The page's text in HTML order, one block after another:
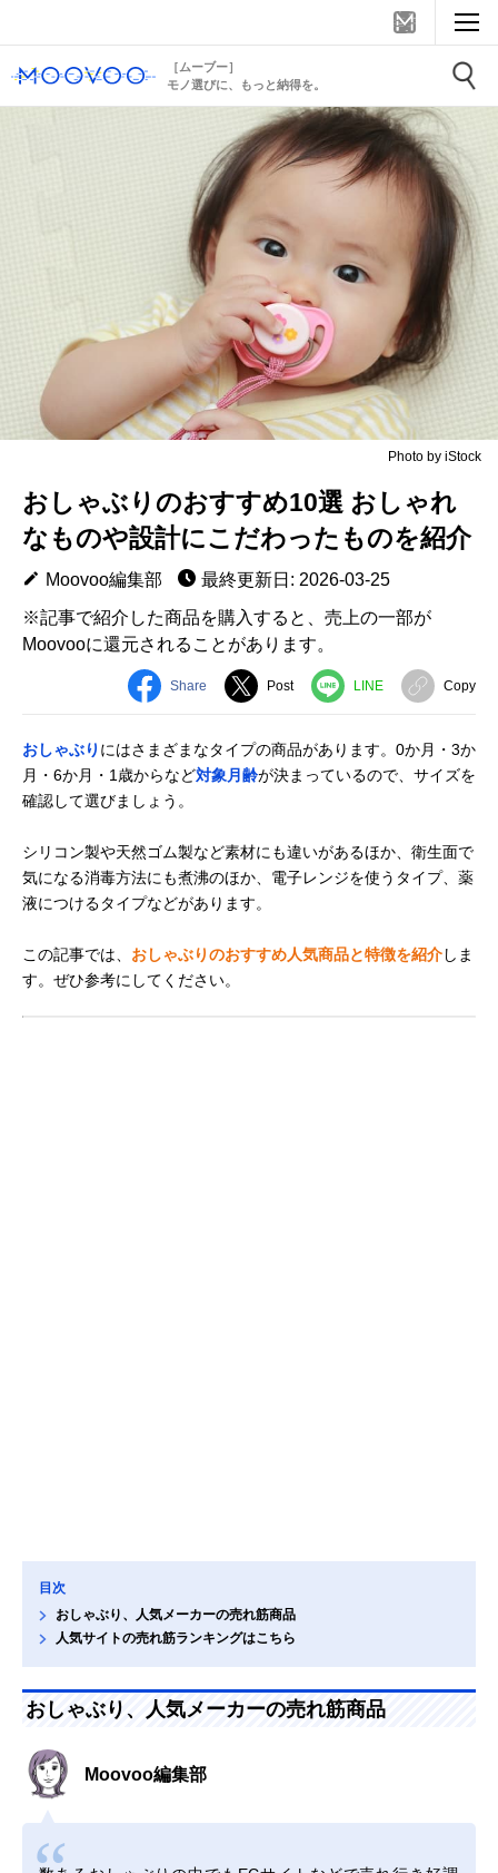
［ムーブー］
モノ選びに、もっと納得を。
Photo by iStock
おしゃぶりのおすすめ10選 おしゃれ
なものや設計にこだわったものを紹介
Moovoo編集部
最終更新日: 2026-03-25
※記事で紹介した商品を購入すると、売上の一部が
Moovooに還元されることがあります。
Share Post LINE Copy
おしゃぶり にはさまざまなタイプの商品があります。0か月・3か
月・6か月・1歳からなど対象月齢が決まっているので、サイズを
確認して選びましょう。
シリコン製や天然ゴム製など素材にも違いがあるほか、衛生面で
気になる消毒方法にも煮沸のほか、電子レンジを使うタイプ、薬
液につけるタイプなどがあります。
この記事では、 おしゃぶりのおすすめ人気商品と特徴を紹介しま
す。ぜひ参考にしてください。
目次
おしゃぶり、人気メーカーの売れ筋商品
人気サイトの売れ筋ランキングはこちら
おしゃぶり、人気メーカーの売れ筋商品
Moovoo編集部